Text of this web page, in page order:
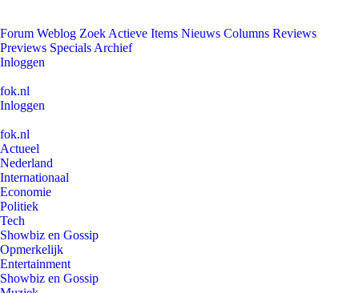
Forum Weblog Zoek Actieve Items Nieuws Columns Reviews
Previews Specials Archief
Inloggen
fok.nl
Inloggen
fok.nl
Actueel
Nederland
Internationaal
Economie
Politiek
Tech
Showbiz en Gossip
Opmerkelijk
Entertainment
Showbiz en Gossip